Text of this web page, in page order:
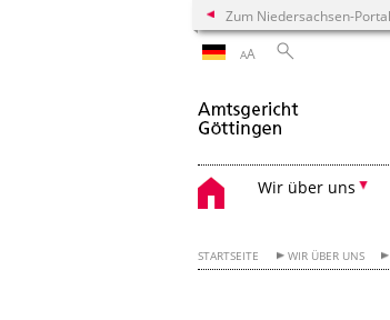
Zum Niedersachsen-Portal
AA
Wir über uns
STARTSEITE WIR ÜBER UNS